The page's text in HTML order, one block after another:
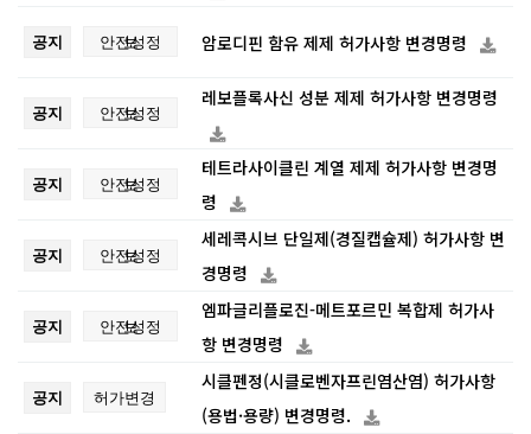
공지 안전성정보 암로디핀 함유 제제 허가사항 변경명령
공지 안전성정보
레보플록사신 성분 제제 허가사항 변경명령
공지 안전성정보
테트라사이클린 계열 제제 허가사항 변경명
령
공지 안전성정보
세레콕시브 단일제(경질캡슐제) 허가사항 변
경명령
공지 안전성정보
엠파글리플로진-메트포르민 복합제 허가사
항 변경명령
공지 허가변경
시클펜정(시클로벤자프린염산염) 허가사항
(용법·용량) 변경명령.